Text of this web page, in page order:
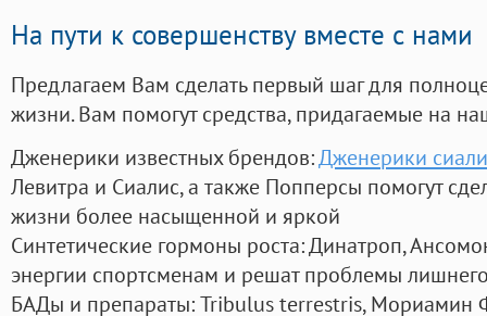
На пути к совершенству вместе с нами
Предлагаем Вам сделать первый шаг для
жизни. Вам помогут средства, придагаемые на
Дженерики известных брендов:Дженерики
Левитра и Сиалис, а также Попперсы помогут
жизни более насыщенной и яркой
Синтетические гормоны роста: Динатроп,
энергии спортсменам и решат проблемы
БАДы и препараты:Tribulus terrestris, Мориамин